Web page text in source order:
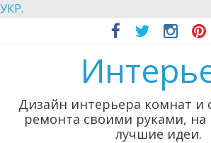
УКР.
Дизайн интерьера комнат и
ремонта своими руками, на
лучшие идеи.